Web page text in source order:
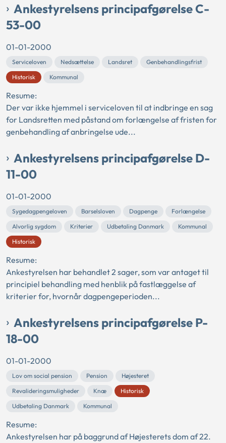
Ankestyrelsens principafgørelse C-
53-00
01-01-2000
Serviceloven Nedsættelse Landsret
Genbehandlingsfrist
Historisk
Kommunal
Resume:
Der var ikke hjemmel i serviceloven til at indbringe en sag
for Landsretten med påstand om forlængelse af fristen for
genbehandling af anbringelse ude...
Ankestyrelsens principafgørelse D-
11-00
01-01-2000
Sygedagpengeloven Barselsloven Dagpenge
Forlængelse
Alvorlig sygdom
Kriterier Udbetaling Danmark
Kommunal
Historisk
Resume:
Ankestyrelsen har behandlet 2 sager, som var antaget til
principiel behandling med henblik på fastlæggelse af
kriterier for, hvornår dagpengeperioden...
Ankestyrelsens principafgørelse P-
18-00
01-01-2000
Lov om social pension Pension
Højesteret
Revalideringsmuligheder
Knæ
Historisk
Udbetaling Danmark
Kommunal
Resume:
Ankestyrelsen har på baggrund af Højesterets dom af 22.